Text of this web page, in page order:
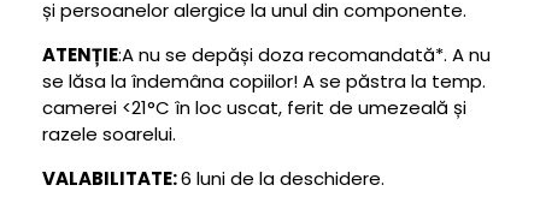
și persoanelor alergice la unul din componente.
ATENȚIE:A nu se depăși doza recomandată*. A nu
se lăsa la îndemâna copiilor! A se păstra la temp.
camerei <21°C în loc uscat, ferit de umezeală și
razele soarelui.
VALABILITATE:6 luni de la deschidere.